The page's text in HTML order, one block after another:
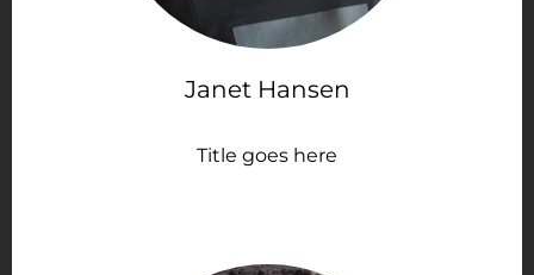
Janet Hansen
Title goes here